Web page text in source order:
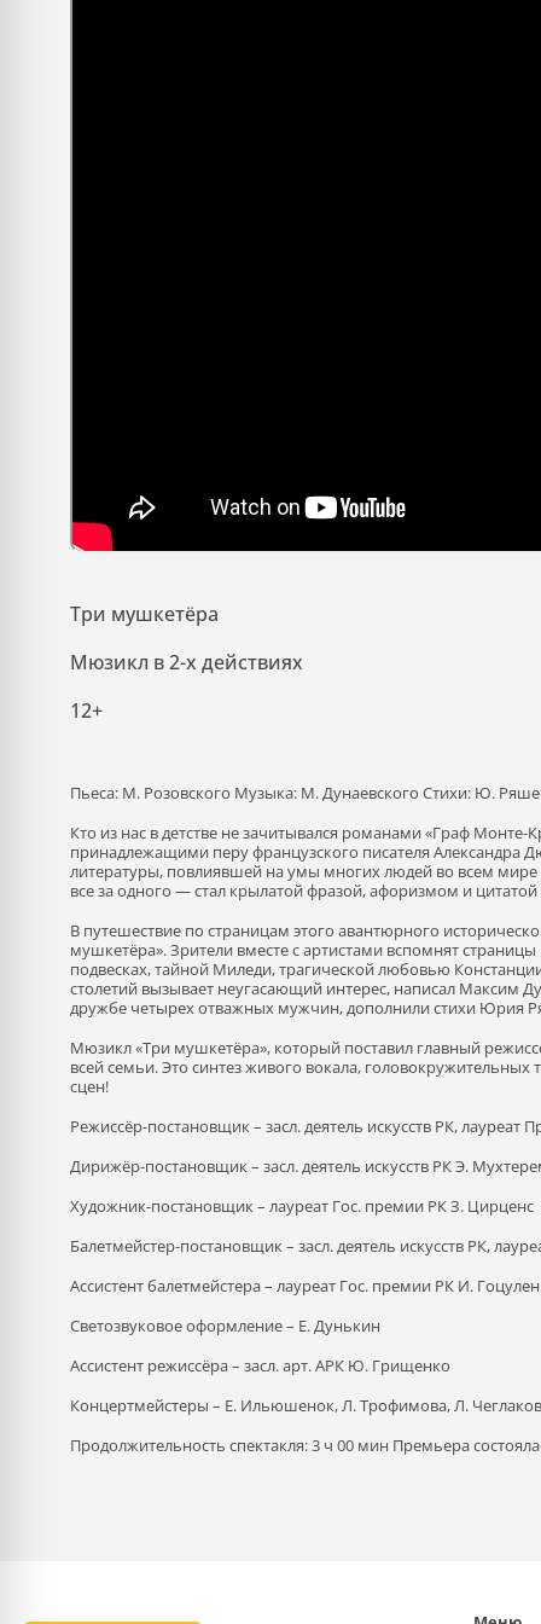
Три мушкетёра
Мюзикл в 2-х действиях
12+
Пьеса: М. Розовского Музыка:М. Дунаевского Стихи: Ю.
Кто из нас в детстве не зачитывался романами «Граф Монте-
принадлежащими перу французского писателя Александра
литературы, повлиявшей на умы многих людей во всем
все за одного — стал крылатой фразой, афоризмом и
В путешествие по страницам этого авантюрного
мушкетёра». Зрители вместе с артистами вспомнят
подвесках, тайной Миледи, трагической любовью
столетий вызывает неугасающий интерес, написал Максим
дружбе четырех отважных мужчин, дополнили стихи Юрия
Мюзикл «Три мушкетёра», который поставил главный
всей семьи. Это синтез живого вокала,
сцен!
Режиссёр-постановщик– засл. деятель искусств РК, лауреат
Дирижёр-постановщик– засл. деятель искусств РК Э.
Художник-постановщик– лауреат Гос. премии РК З. Цирценс
Балетмейстер-постановщик– засл. деятель искусств РК,
Ассистент балетмейстера– лауреат Гос. премии РК И.
Светозвуковое оформление– Е. Дунькин
Ассистент режиссёра– засл. арт. АРК Ю. Грищенко
Концертмейстеры – Е. Ильюшенок, Л. Трофимова, Л.
Продолжительность спектакля:3 ч 00 мин Премьера